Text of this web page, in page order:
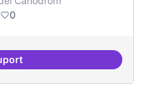
0
Humans i capa digital